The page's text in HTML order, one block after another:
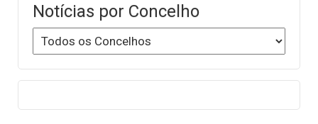
Notícias por Concelho